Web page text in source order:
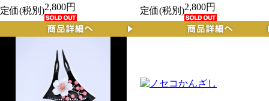
定価(税別)2,800円
定価(税別)2,800円